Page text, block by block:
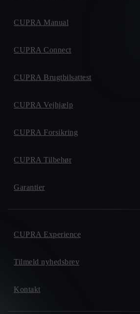
CUPRA Manual
CUPRA Connect
CUPRA Brugtbilsattest
CUPRA Vejhjælp
CUPRA Forsikring
CUPRA Tilbehør
Garantier
CUPRA Experience
Tilmeld nyhedsbrev
Kontakt